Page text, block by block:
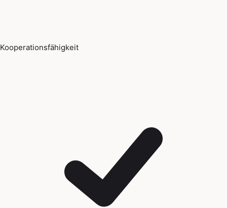
Kooperationsfähigkeit